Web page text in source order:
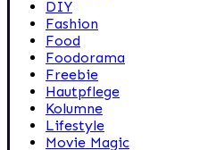
DIY
Fashion
Food
Foodorama
Freebie
Hautpflege
Kolumne
Lifestyle
Movie Magic